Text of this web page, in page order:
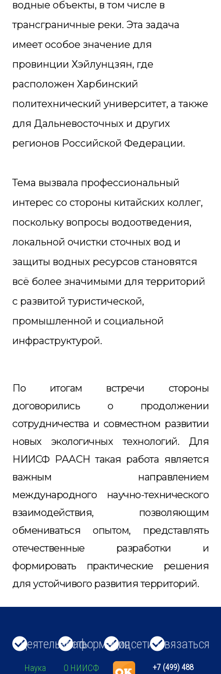
водные объекты, в том числе в
трансграничные реки. Эта задача
имеет особое значение для
провинции Хэйлунцзян, где
расположен Харбинский
политехнический университет, а также
для Дальневосточных и других
регионов Российской Федерации.
Тема вызвала профессиональный
интерес со стороны китайских коллег,
поскольку вопросы водоотведения,
локальной очистки сточных вод и
защиты водных ресурсов становятся
всё более значимыми для территорий
с развитой туристической,
промышленной и социальной
инфраструктурой.
По итогам встречи стороны
договорились о продолжении
сотрудничества и совместном развитии
новых экологичных технологий. Для
НИИСФ РААСН такая работа является
важным направлением
международного научно-технического
взаимодействия, позволяющим
обмениваться опытом, представлять
отечественные разработки и
формировать практические решения
для устойчивого развития территорий.
Деятельность
Наука
Информация
О НИИСФ
Соцсети Связаться
+7 (499) 488